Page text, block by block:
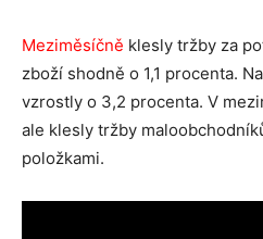
Meziměsíčně klesly tržby za
zboží shodně o 1,1 procenta.
vzrostly o 3,2 procenta. V
ale klesly tržby
položkami.